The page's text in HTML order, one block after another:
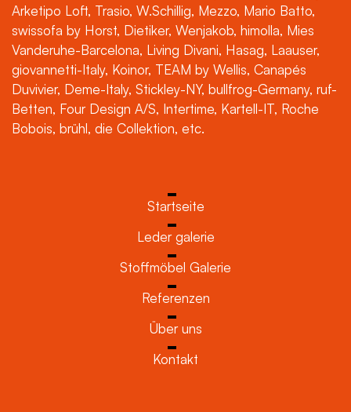
Arketipo Loft, Trasio, W.Schillig, Mezzo, Mario Batto,
swissofa by Horst, Dietiker, Wenjakob, himolla, Mies
Vanderuhe-Barcelona, Living Divani, Hasag, Laauser,
giovannetti-Italy, Koinor, TEAM by Wellis, Canapés
Duvivier, Deme-Italy, Stickley-NY, bullfrog-Germany, ruf-
Betten, Four Design A/S, Intertime, Kartell-IT, Roche
Bobois, brühl, die Collektion, etc.
Startseite
Leder galerie
Stoffmöbel Galerie
Referenzen
Über uns
Kontakt